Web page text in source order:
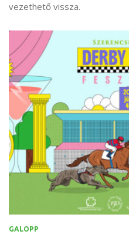
vezethető vissza.
GALOPP